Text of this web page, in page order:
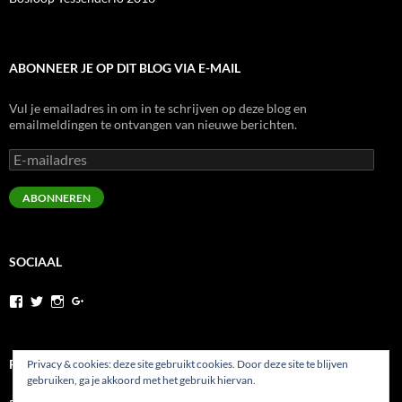
ABONNEER JE OP DIT BLOG VIA E-MAIL
Vul je emailadres in om in te schrijven op deze blog en
emailmeldingen te ontvangen van nieuwe berichten.
E-
mailadres
ABONNEREN
SOCIAAL
Bekijk
runninghesy
op
Facebook
Bekijk
Hesy_
op
Twitter
Bekijk
WernerHeselmans
op
Instagram
wernerheselmans
op
Google+
PRIVACYBELEID
Privacy & cookies: deze site gebruikt cookies. Door deze site te blijven
gebruiken, ga je akkoord met het gebruik hiervan.